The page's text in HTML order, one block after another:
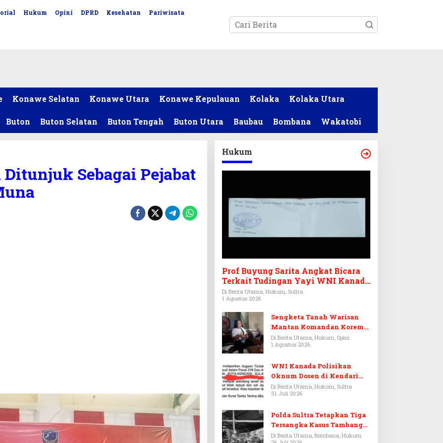
Hukum Opini DPRD Kesehatan Pariwisata
Konawe Selatan Konawe Utara Konawe Kepulauan Kolaka Kolaka Utara
Buton Buton Selatan Buton Tengah Buton Utara Baubau Bombana Wakatobi
Sebagai Pejabat
Hukum
Prof Buyung Sarita Angkat Bicara
Terkait Tudingan Yayi WNI Kanada
Ditagih Utang Rp3,6 Miliar
Di Berita Utama, Hukum, Sultra
1 Agustus 2026
Sengketa Tanah Warisan
Mantan Komandan Korem
143/HO, Ketika Warisan
Menjadi Arena Pemerasan
Di Berita Utama, Hukum, Opini
1 Agustus 2026
WNI Kanada Polisikan
Oknum Dosen di Kendari
Terkait Aset Puluhan Miliar
Di Berita Utama, Hukum, Sultra
31 Juli 2026
Polda Sultra Tetapkan Tiga
Tersangka Kasus Tambang
Emas Ilegal di Bombana
Di Berita Utama, Bombana, Hukum